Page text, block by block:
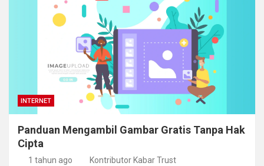
INTERNET
Panduan Mengambil Gambar Gratis Tanpa Hak
Cipta
1 tahun ago Kontributor Kabar Trust